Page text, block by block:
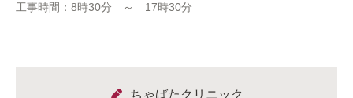
工事時間：8時30分 ～ 17時30分
ちゃばたクリニック